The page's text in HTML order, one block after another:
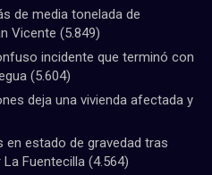
de media tonelada de
Vicente (5.849)
incidente que terminó con
(5.604)
deja una vivienda afectada y
estado de gravedad tras
Fuentecilla (4.564)